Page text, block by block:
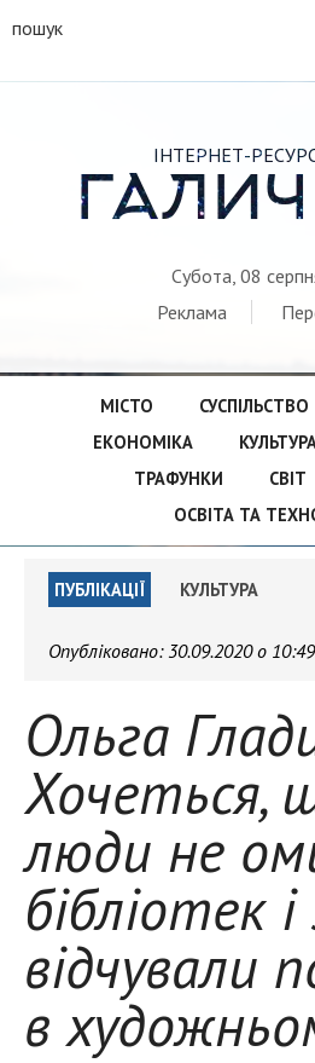
пошук
ІНТЕРНЕТ-
Субота, 08
Реклама
МІСТО СУСПІЛЬСТВО
ЕКОНОМІКА
ТРАФУНКИ
СВІТ
ОСВІТА ТА
ПУБЛІКАЦІЇ КУЛЬТУРА
Опубліковано:30.09.2020 о 10:49
Ольга
Хочеться,
люди не
бібліотек
відчували
в